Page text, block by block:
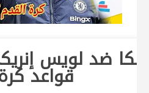
ضد لويس
قواعد